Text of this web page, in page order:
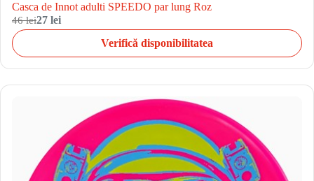
Casca de Innot adulti SPEEDO par lung Roz
46 lei27 lei
Verifică disponibilitatea